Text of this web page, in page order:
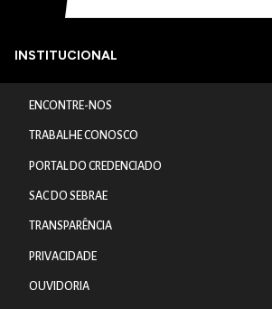
INSTITUCIONAL
ENCONTRE-NOS
TRABALHE CONOSCO
PORTAL DO CREDENCIADO
SAC DO SEBRAE
TRANSPARÊNCIA
PRIVACIDADE
OUVIDORIA